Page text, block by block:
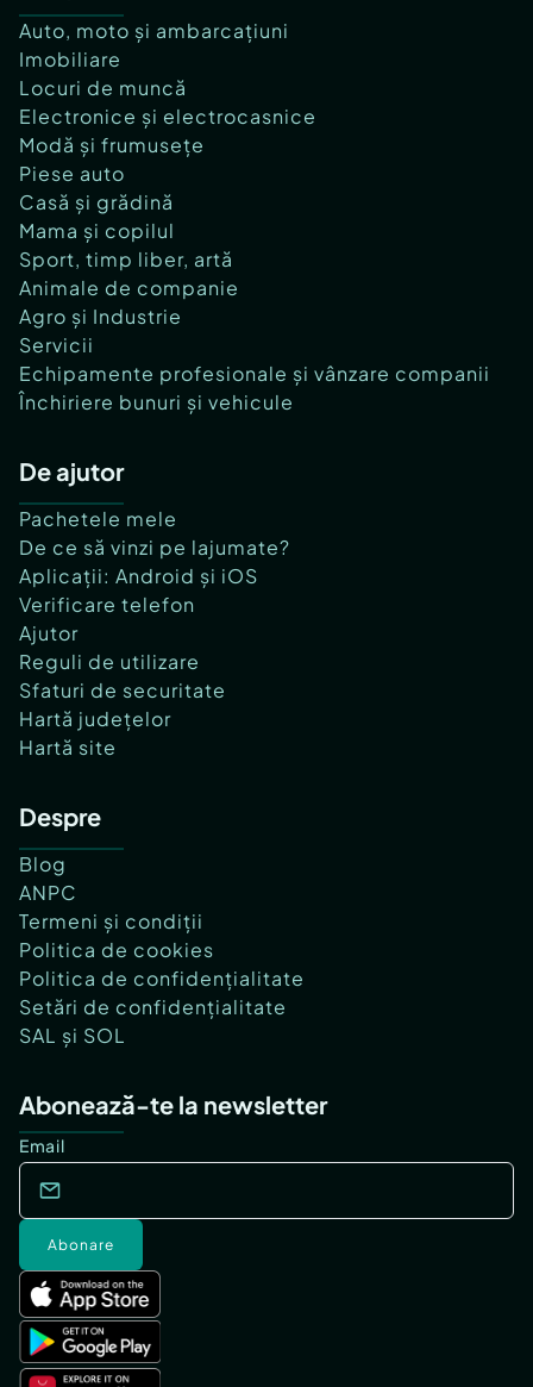
Auto, moto și ambarcațiuni
Imobiliare
Locuri de muncă
Electronice și electrocasnice
Modă și frumusețe
Piese auto
Casă și grădină
Mama și copilul
Sport, timp liber, artă
Animale de companie
Agro și Industrie
Servicii
Echipamente profesionale și vânzare companii
Închiriere bunuri și vehicule
De ajutor
Pachetele mele
De ce să vinzi pe lajumate?
Aplicații: Android și iOS
Verificare telefon
Ajutor
Reguli de utilizare
Sfaturi de securitate
Hartă județelor
Hartă site
Despre
Blog
ANPC
Termeni și condiții
Politica de cookies
Politica de confidențialitate
Setări de confidențialitate
SAL și SOL
Abonează-te la newsletter
Email
Abonare